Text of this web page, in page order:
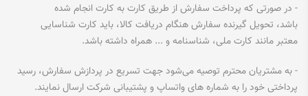
- در صورتی که پرداخت سفارش از طریق کارت به کارت انجام شده
باشد، تحویل گیرنده سفارش هنگام دریافت کالا، باید کارت شناسایی
معتبر مانند کارت ملی، شناسنامه و ... همراه داشته باشد.
- به مشتریان محترم توصیه می‌شود جهت تسریع در پردازش سفارش، رسید
پرداختی خود را به شماره های واتساپ و پشتیبانی شرکت ارسال نمایند.